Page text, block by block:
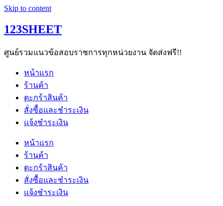
Skip to content
123SHEET
ศูนย์รวมแนวข้อสอบราชการทุกหน่วยงาน จัดส่งฟรี!!
หน้าแรก
ร้านค้า
ตะกร้าสินค้า
สั่งซื้อและชำระเงิน
แจ้งชำระเงิน
หน้าแรก
ร้านค้า
ตะกร้าสินค้า
สั่งซื้อและชำระเงิน
แจ้งชำระเงิน